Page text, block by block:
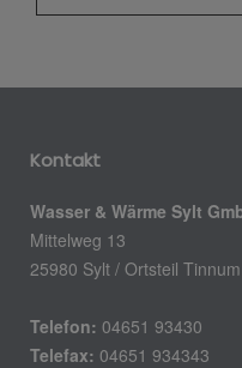
Kontakt
Wasser & Wärme Sylt
Mittelweg 13
25980 Sylt / Ortsteil Tinnum
Telefon: 04651 93430
Telefax: 04651 934343